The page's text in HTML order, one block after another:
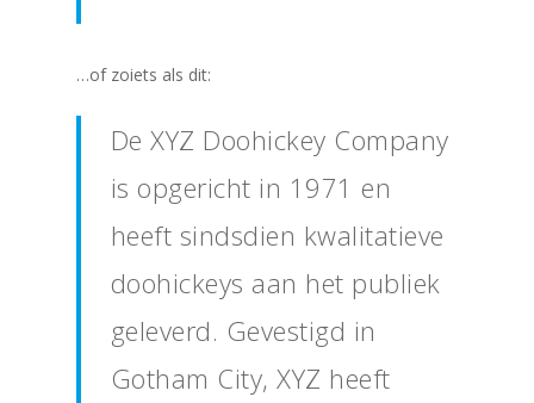
…of zoiets als dit:
De XYZ Doohickey Company
is opgericht in 1971 en
heeft sindsdien kwalitatieve
doohickeys aan het publiek
geleverd. Gevestigd in
Gotham City, XYZ heeft